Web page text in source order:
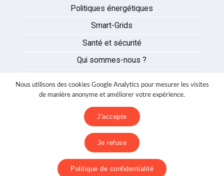
Politiques énergétiques
Smart-Grids
Santé et sécurité
Qui sommes-nous ?
Partenaires
Nous contacter
Politique de confidentialité
Nous utilisons des cookies Google Analytics pour mesurer les visites
de manière anonyme et améliorer votre expérience.
J'accepte
Je refuse
Politique de confidentialité